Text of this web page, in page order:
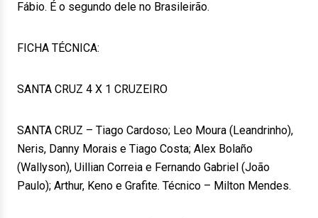
Fábio. É o segundo dele no Brasileirão.
FICHA TÉCNICA:
SANTA CRUZ 4 X 1 CRUZEIRO
SANTA CRUZ – Tiago Cardoso; Leo Moura (Leandrinho),
Neris, Danny Morais e Tiago Costa; Alex Bolaño
(Wallyson), Uillian Correia e Fernando Gabriel (João
Paulo); Arthur, Keno e Grafite. Técnico – Milton Mendes.